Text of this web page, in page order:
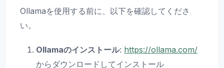
Ollamaを使用する前に、以下を確認してくださ
い。
Ollamaのインストール: https://ollama.com/
からダウンロードしてインストール